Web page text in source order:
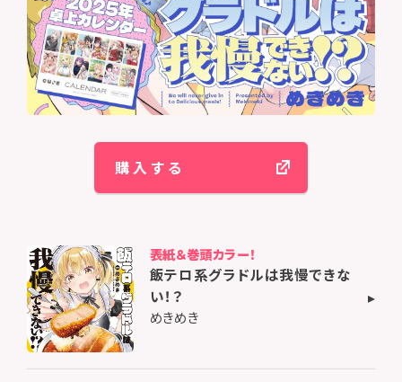
購入する
表紙＆巻頭カラー！
飯テロ系グラドルは我慢できな
い！？
めきめき